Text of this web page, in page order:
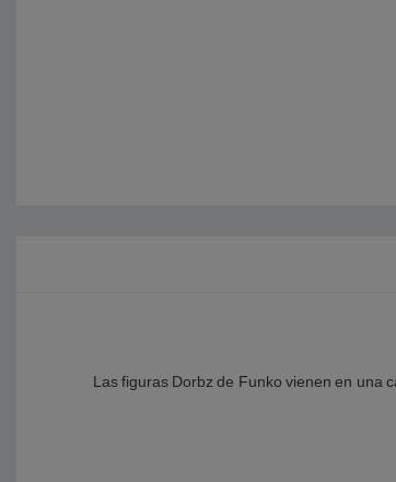
Las figuras Dorbz de Funko vienen en una